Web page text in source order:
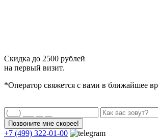
Скидка до 2500 рублей
на первый визит.
*Оператор свяжется с вами в ближайшее
+7 (499) 322-01-00